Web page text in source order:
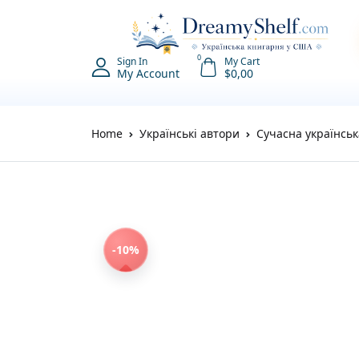
Sign In
My Account
0 My Cart
$0,00
Home Українські автори Сучасна
-10%